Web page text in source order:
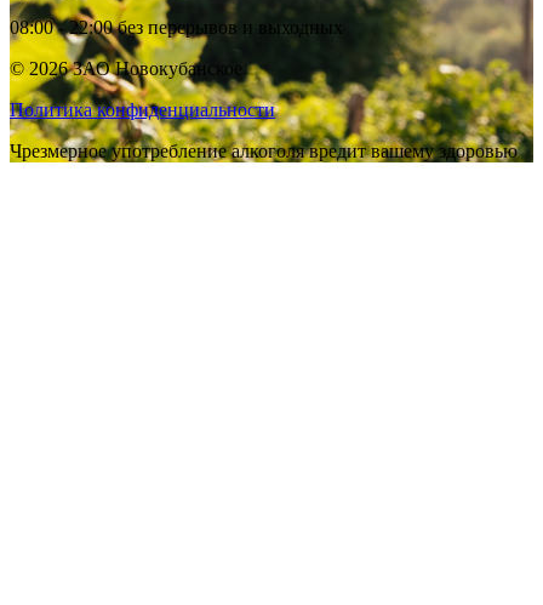
08:00 - 22:00 без перерывов и выходных
© 2026 ЗАО Новокубанское
Политика конфиденциальности
Чрезмерное употребление алкоголя вредит вашему здоровью